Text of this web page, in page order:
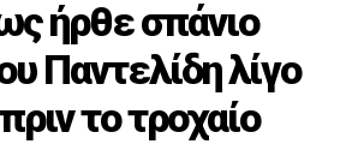
ήρθε σπάνιο
Παντελίδη λίγο
το τροχαίο